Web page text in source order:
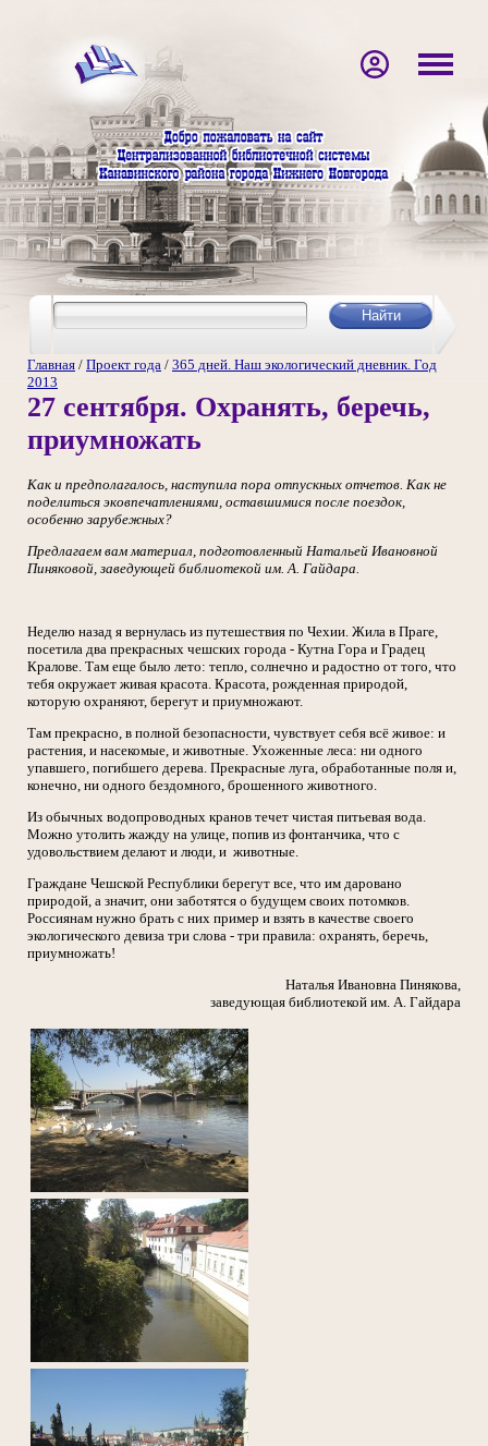
Главная / Проект года / 365 дней. Наш экологический дневник. Год
2013
27 сентября. Охранять, беречь,
приумножать
Как и предполагалось, наступила пора отпускных отчетов. Как не
поделиться эковпечатлениями, оставшимися после поездок,
особенно зарубежных?
Предлагаем вам материал, подготовленный Натальей Ивановной
Пиняковой, заведующей библиотекой им. А. Гайдара.
Неделю назад я вернулась из путешествия по Чехии. Жила в Праге,
посетила два прекрасных чешских города - Кутна Гора и Градец
Кралове. Там еще было лето: тепло, солнечно и радостно от того, что
тебя окружает живая красота. Красота, рожденная природой,
которую охраняют, берегут и приумножают.
Там прекрасно, в полной безопасности, чувствует себя всё живое: и
растения, и насекомые, и животные. Ухоженные леса: ни одного
упавшего, погибшего дерева. Прекрасные луга, обработанные поля и,
конечно, ни одного бездомного, брошенного животного.
Из обычных водопроводных кранов течет чистая питьевая вода.
Можно утолить жажду на улице, попив из фонтанчика, что с
удовольствием делают и люди, и животные.
Граждане Чешской Республики берегут все, что им даровано
природой, а значит, они заботятся о будущем своих потомков.
Россиянам нужно брать с них пример и взять в качестве своего
экологического девиза три слова - три правила: охранять, беречь,
приумножать!
Наталья Ивановна Пинякова,
заведующая библиотекой им. А. Гайдара